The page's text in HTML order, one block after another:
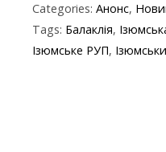
e
b
itt
er
e
gr
er
Categories: Анонс,
Tags: Балаклія,
Ізюмське РУП,